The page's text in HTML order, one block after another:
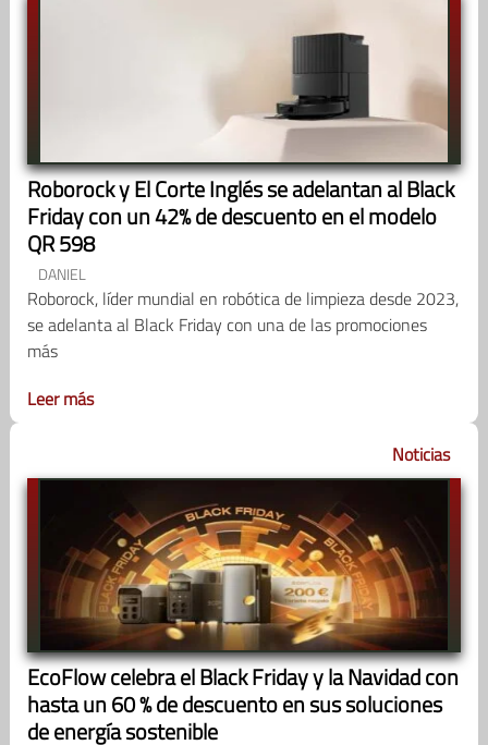
Roborock y El Corte Inglés se adelantan al Black
Friday con un 42% de descuento en el modelo
QR 598
DANIEL
Roborock, líder mundial en robótica de limpieza desde 2023,
se adelanta al Black Friday con una de las promociones
más
Leer más
Noticias
EcoFlow celebra el Black Friday y la Navidad con
hasta un 60 % de descuento en sus soluciones
de energía sostenible